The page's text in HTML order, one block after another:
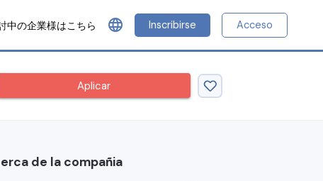
中の企業様はこちら language Inscribirse Acceso
Aplicar
de la compañia